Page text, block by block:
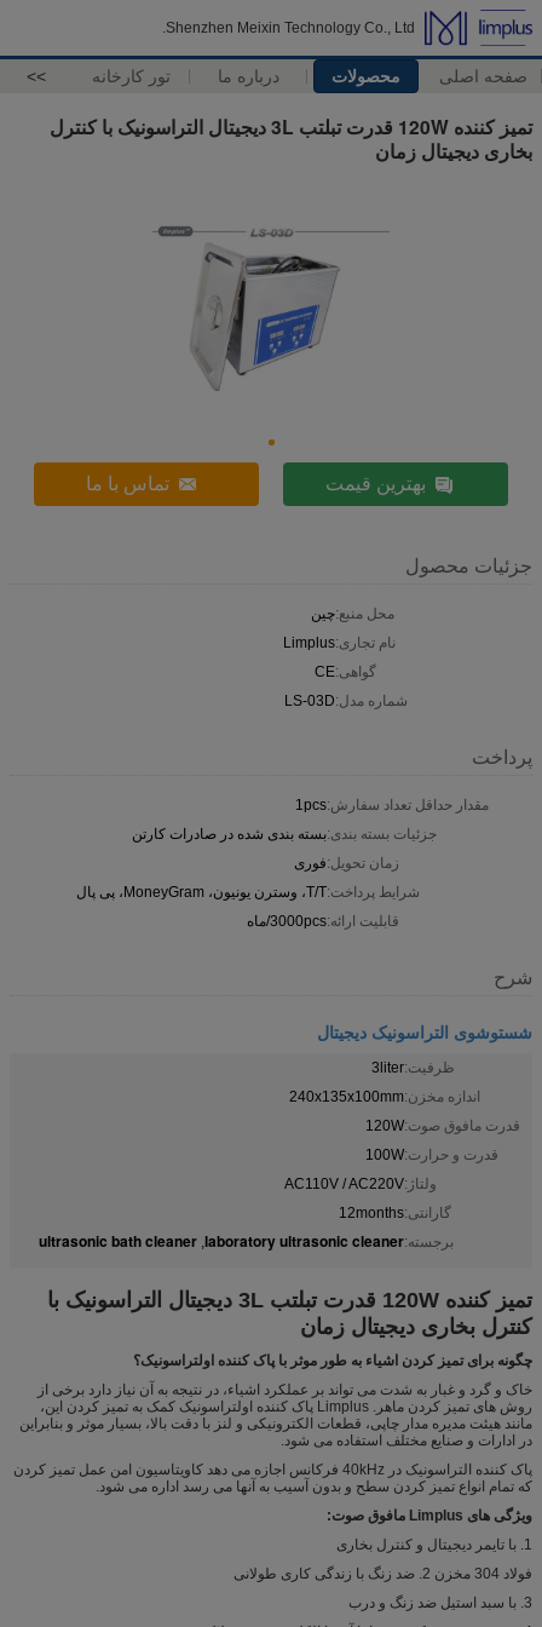
Shenzhen Meixin Technology Co., Ltd.
صفحه اصلی محصولات درباره ما تور کارخانه >>
تمیز کننده 120W قدرت تبلتب 3L دیجیتال التراسونیک با کنترل
بخاری دیجیتال زمان
بهترین قیمت تماس با ما
جزئیات محصول
محل منبع:چین
نام تجاری:Limplus
گواهی:CE
شماره مدل:LS-03D
پرداخت
مقدار حداقل تعداد سفارش:1pcs
جزئیات بسته بندی:بسته بندی شده در صادرات کارتن
زمان تحویل:فوری
شرایط پرداخت:T/T، وسترن یونیون، MoneyGram، پی پال
قابلیت ارائه:3000pcs/ماه
شرح
شستوشوی التراسونیک دیجیتال
ظرفیت:3liter
اندازه مخزن:240x135x100mm
قدرت مافوق صوت:120W
قدرت و حرارت:100W
ولتاژ:AC110V / AC220V
گارانتی:12months
برجسته:laboratory ultrasonic cleaner
,
ultrasonic bath cleaner
تمیز کننده 120W قدرت تبلتب 3L دیجیتال التراسونیک با
کنترل بخاری دیجیتال زمان
چگونه برای تمیز کردن اشیاء به طور موثر با پاک کننده اولتراسونیک؟
خاک و گرد و غبار به شدت می تواند بر عملکرد اشیاء، در نتیجه به آن نیاز دارد برخی از
روش های تمیز کردن ماهر. Limplus پاک کننده اولتراسونیک کمک به تمیز کردن این،
مانند هیئت مدیره مدار چاپی، قطعات الکترونیکی و لنز با دقت بالا، بسیار موثر و بنابراین
در ادارات و صنایع مختلف استفاده می شود.
پاک کننده التراسونیک در 40kHz فرکانس اجازه می دهد کاویتاسیون امن عمل تمیز کردن
که تمام انواع تمیز کردن سطح و بدون آسیب به آنها می رسد اداره می شود.
ویژگی های Limplus مافوق صوت:
1. با تایمر دیجیتال و کنترل بخاری
فولاد 304 مخزن 2. ضد زنگ با زندگی کاری طولانی
3. با سبد استیل ضد زنگ و درب